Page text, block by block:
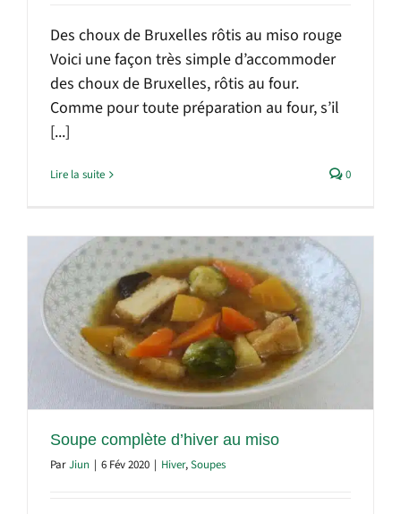
Des choux de Bruxelles rôtis au miso rouge
Voici une façon très simple d’accommoder
des choux de Bruxelles, rôtis au four.
Comme pour toute préparation au four, s’il
[...]
Lire la suite 0
Soupe complète d’hiver au miso
ParJiun | 6 Fév 2020 | Hiver,Soupes